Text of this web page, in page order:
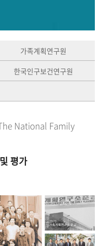
가족계획연구원
한국인구보건연구원
National Family
평가